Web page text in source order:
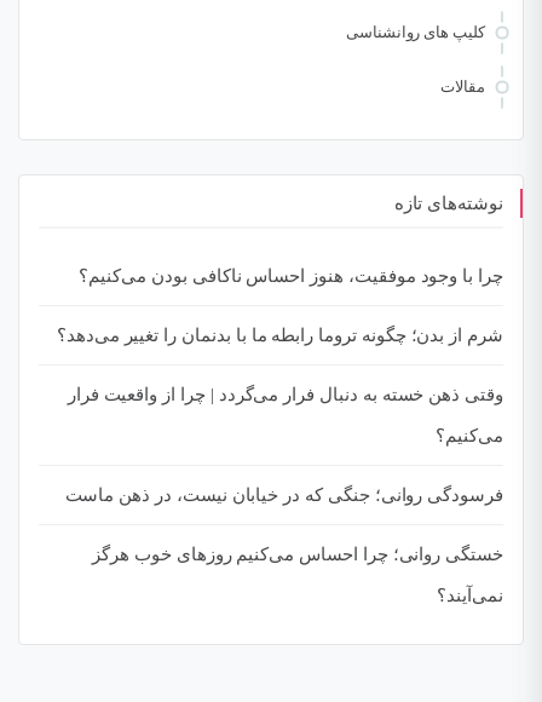
کلیپ های روانشناسی
مقالات
نوشته‌های تازه
چرا با وجود موفقیت، هنوز احساس ناکافی بودن می‌کنیم؟
شرم از بدن؛ چگونه تروما رابطه ما با بدنمان را تغییر می‌دهد؟
وقتی ذهن خسته به دنبال فرار می‌گردد | چرا از واقعیت فرار
می‌کنیم؟
فرسودگی روانی؛ جنگی که در خیابان نیست، در ذهن ماست
خستگی روانی؛ چرا احساس می‌کنیم روزهای خوب هرگز
نمی‌آیند؟